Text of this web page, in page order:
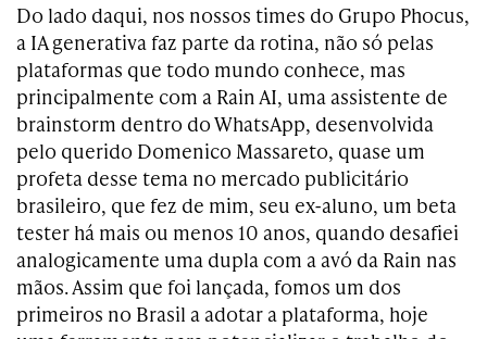
Do lado daqui, nos nossos times do Grupo Phocus,
a IA generativa faz parte da rotina, não só pelas
plataformas que todo mundo conhece, mas
principalmente com a Rain AI, uma assistente de
brainstorm dentro do WhatsApp, desenvolvida
pelo querido Domenico Massareto, quase um
profeta desse tema no mercado publicitário
brasileiro, que fez de mim, seu ex-aluno, um beta
tester há mais ou menos 10 anos, quando desafiei
analogicamente uma dupla com a avó da Rain nas
mãos. Assim que foi lançada, fomos um dos
primeiros no Brasil a adotar a plataforma, hoje